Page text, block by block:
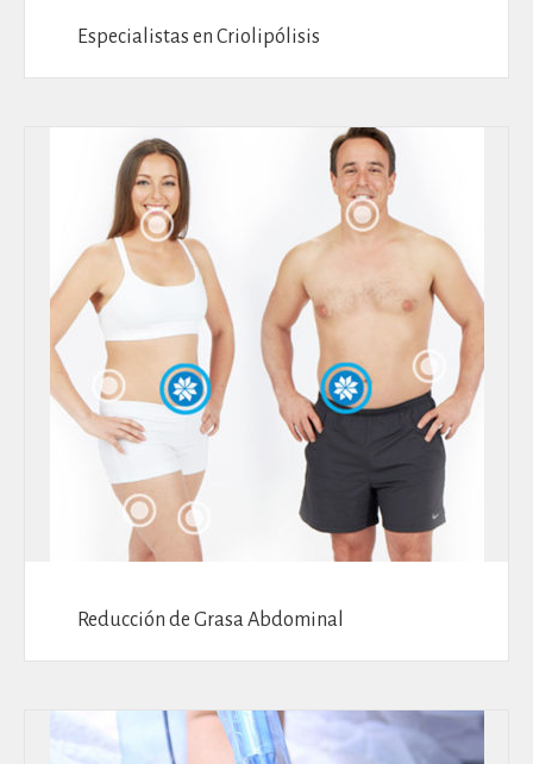
Especialistas en Criolipólisis
Reducción de Grasa Abdominal